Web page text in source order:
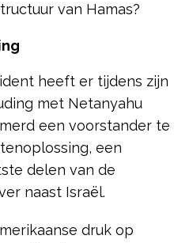
van Hamas?
heeft er tijdens zijn
met Netanyahu
een voorstander te
een
delen van de
naast Israël.
druk op